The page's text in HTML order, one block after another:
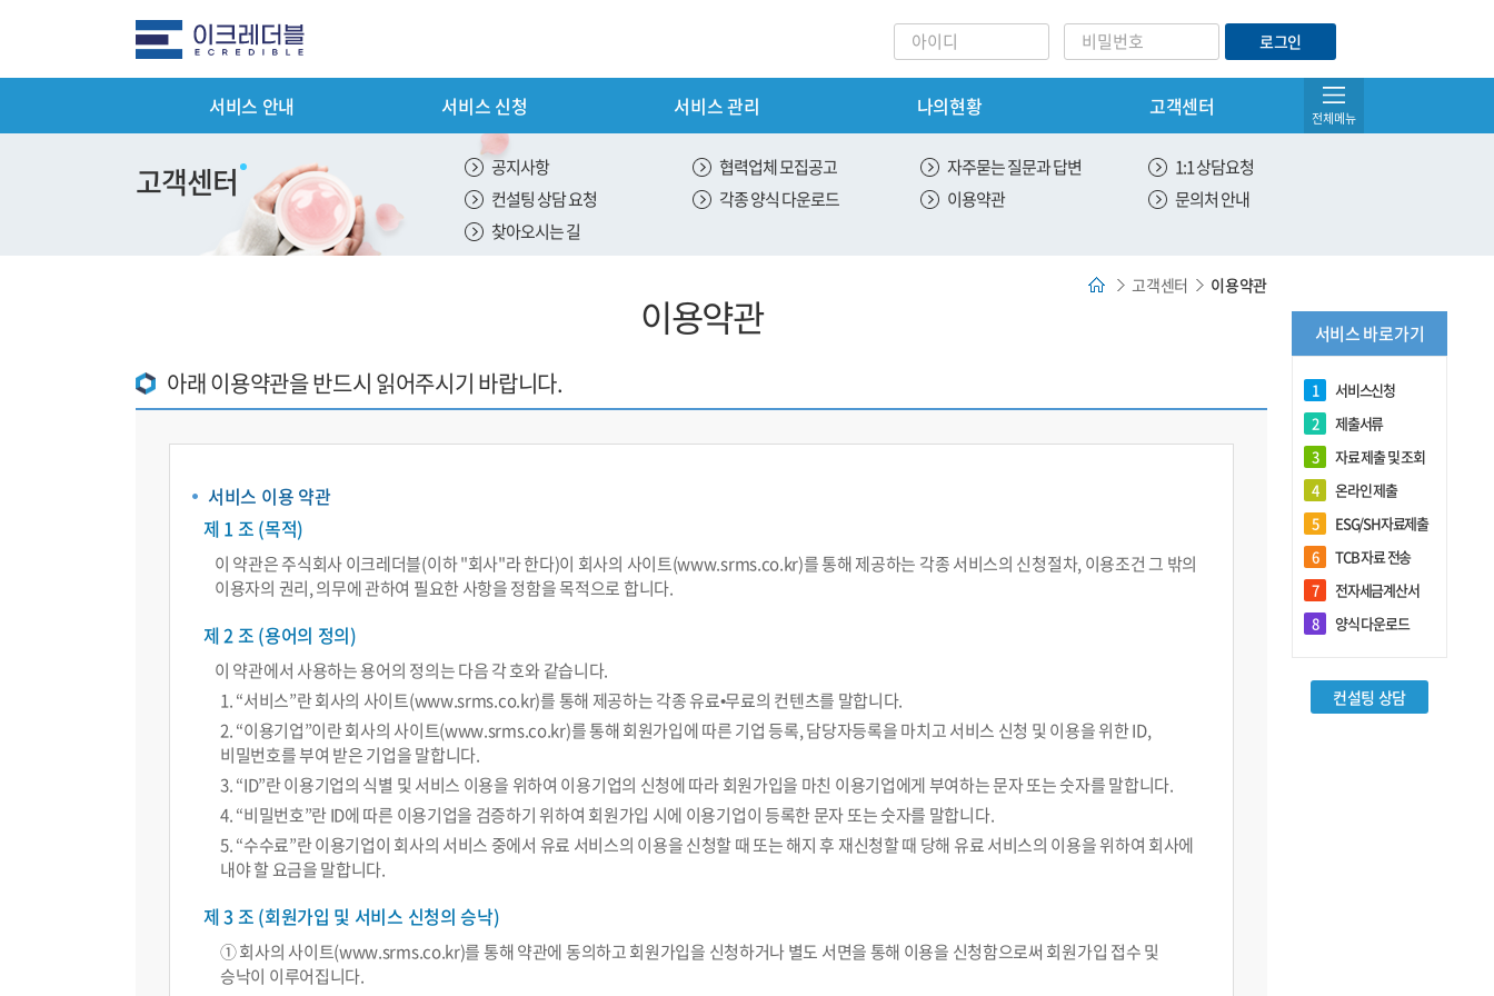
로그인
회원가입
서비스 안내 서비스 신청 서비스 관리 나의현황 고객센터 전체메뉴
전체메뉴 서비스 안내
평가서비스 안내
서비스 이용절차
제출서류 안내
서비스 신청
SH 평가 서비스 신청
서비스 관리
유효한 서비스 조회
평가자료 제출
ESG/SH 평가자료 제출
분기별 부가세제출(TAR/RMIS)
PLUS(하반기) 자료제출
서비스상품 발급결과 조회
원청사 추가자료 입력
공지사항
협력업체 모집공고
자주묻는 질문과 답변
1:1 상담요청
이용약관
회원가입
담당자 추가등록
전체 담당자현황
고객센터 공지사항 협력업체 모집공고 자주묻는 질문과 답변
1:1 상담요청
컨설팅 상담 요청
각종 양식 다운로드 이용약관
문의처 안내
찾아오시는 길
이용약관
고객센터 이용약관
아래 이용약관을 반드시 읽어주시기 바랍니다.
서비스 이용 약관
제 1 조 (목적)
이 약관은 주식회사 이크레더블(이하 "회사"라 한다)이 회사의 사이트(www.srms.co.kr)를 통해 제공하는 각종 서비스의 신청절차, 이용조건 그 밖의
이용자의 권리, 의무에 관하여 필요한 사항을 정함을 목적으로 합니다.
제 2 조 (용어의 정의)
이 약관에서 사용하는 용어의 정의는 다음 각 호와 같습니다.
1. “서비스”란 회사의 사이트(www.srms.co.kr)를 통해 제공하는 각종 유료•무료의 컨텐츠를 말합니다.
2. “이용기업”이란 회사의 사이트(www.srms.co.kr)를 통해 회원가입에 따른 기업 등록, 담당자등록을 마치고 서비스 신청 및 이용을 위한 ID,
비밀번호를 부여 받은 기업을 말합니다.
3. “ID”란 이용기업의 식별 및 서비스 이용을 위하여 이용기업의 신청에 따라 회원가입을 마친 이용기업에게 부여하는 문자 또는 숫자를 말합니다.
4. “비밀번호”란 ID에 따른 이용기업을 검증하기 위하여 회원가입 시에 이용기업이 등록한 문자 또는 숫자를 말합니다.
5. “수수료”란 이용기업이 회사의 서비스 중에서 유료 서비스의 이용을 신청할 때 또는 해지 후 재신청할 때 당해 유료 서비스의 이용을 위하여 회사에
내야 할 요금을 말합니다.
제 3 조 (회원가입 및 서비스 신청의 승낙)
① 회사의 사이트(www.srms.co.kr)를 통해 약관에 동의하고 회원가입을 신청하거나 별도 서면을 통해 이용을 신청함으로써 회원가입 접수 및
승낙이 이루어집니다.
서비스 바로가기
1
서비스신청
2
제출서류
3
자료 제출 및 조회
4
온라인 제출
5
ESG/SH자료제출
6
TCB 자료 전송
7
전자세금계산서
8
양식 다운로드
컨설팅 상담